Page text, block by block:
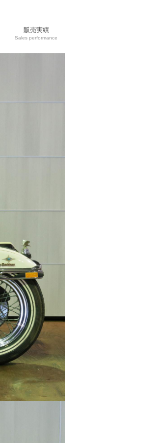
販売実績
Sales performance